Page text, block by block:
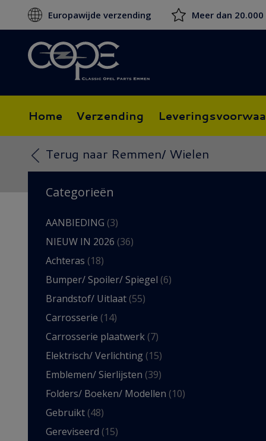
Europawijde verzending Meer dan
Home Verzending
Terug naar Remmen/ Wielen
Categorieën
AANBIEDING (3)
NIEUW IN 2026 (36)
Achteras (18)
Bumper/ Spoiler/ Spiegel (6)
Brandstof/ Uitlaat (55)
Carrosserie (14)
Carrosserie plaatwerk (7)
Elektrisch/ Verlichting (15)
Emblemen/ Sierlijsten (39)
Folders/ Boeken/ Modellen (10)
Gebruikt (48)
Gereviseerd (15)